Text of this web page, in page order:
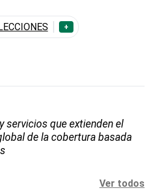
+
servicios que extienden el
de la cobertura basada
Ver todos